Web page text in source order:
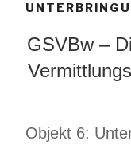
GSVBw –
Objekt 6: